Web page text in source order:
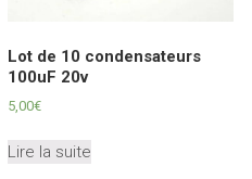
Lot de 10 condensateurs
100uF 20v
5,00€
Lire la suite